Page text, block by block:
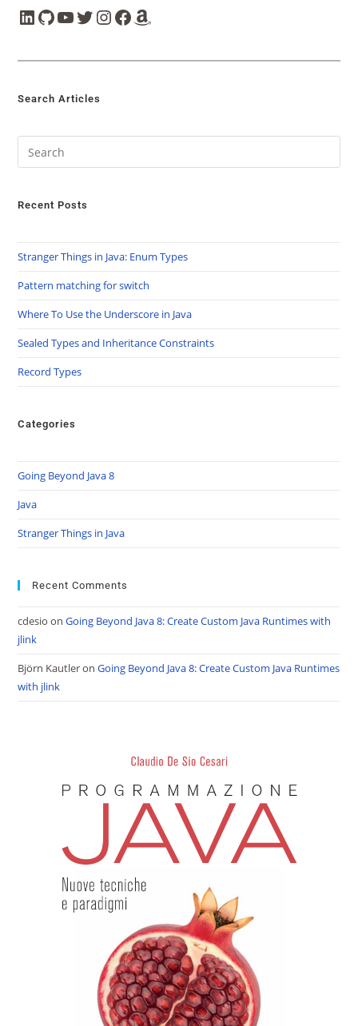
Search Articles
Recent Posts
Stranger Things in Java: Enum Types
Pattern matching for switch
Where To Use the Underscore in Java
Sealed Types and Inheritance Constraints
Record Types
Categories
Going Beyond Java 8
Java
Stranger Things in Java
Recent Comments
cdesio onGoing Beyond Java 8: Create Custom Java Runtimes with
jlink
Björn KautleronGoing Beyond Java 8: Create Custom Java Runtimes
with jlink